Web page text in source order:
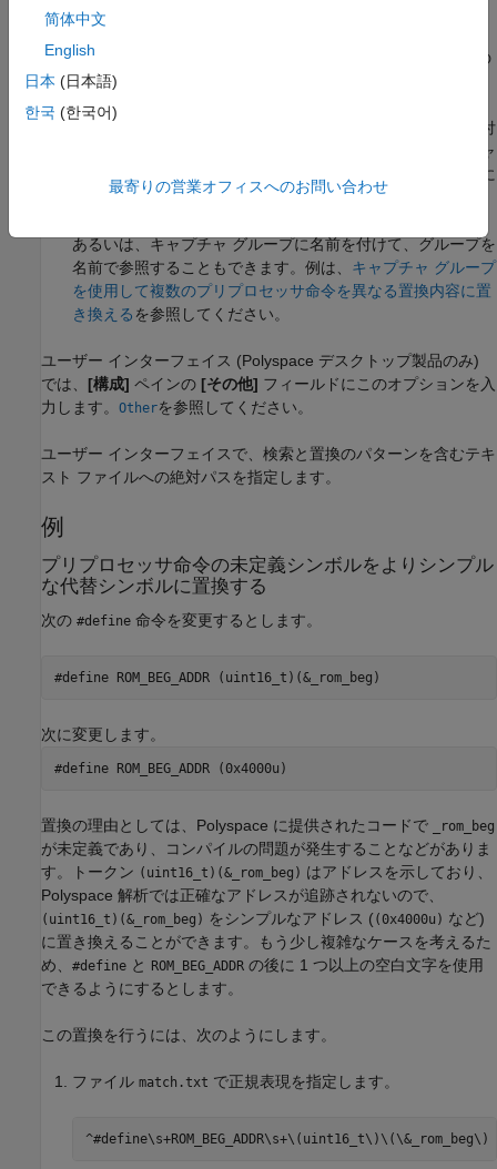
このオプションでは、既定ではグローバル置換 (一致するト
字と小文字が区別されます。検索修飾子を使用してこれらの
既定の設定を変更することはできません。
このオプションでは、番号付きキャプチャ グループと名前付
きキャプチャ グループの両方がサポートされています。キャ
プチャ グループは照合ファイルで定義できます。このために
は、キャプチャ グループを小かっこで囲み、
あるいは、キャプチャ グループに名前を付けて、グループを
名前で参照することもできます。例は、 キャプチャ グループ
を使用して複数のプリプロセッサ命令を異なる置換内容に置
き換える を参照してください。
ユーザー インターフェイス (Polyspace デスクトップ製品のみ)
では、 [構成] ペインの [その他] フィールドにこのオプションを入
力します。 Otherを参照してください。
ユーザー インターフェイスで、検索と置換のパターンを含むテキ
スト ファイルへの絶対パスを指定します。
例
プリプロセッサ命令の未定義シンボルをよりシンプル
な代替シンボルに置換する
次の #define 命令を変更するとします。
#define ROM_BEG_ADDR (uint16_t)(&_rom_beg)
次に変更します。
#define ROM_BEG_ADDR (0x4000u)
置換の理由としては、Polyspace に提供されたコードで _rom_beg
が未定義であり、コンパイルの問題が発生することなどがありま
す。トークン (uint16_t)(&_rom_beg) はアドレスを示しており、
Polyspace 解析では正確なアドレスが追跡されないので、
(uint16_t)(&_rom_beg) をシンプルなアドレス ((0x4000u) など)
に置き換えることができます。もう少し複雑なケースを考えるた
め、 #define と ROM_BEG_ADDR の後に 1 つ以上の空白文字を使用
できるようにするとします。
この置換を行うには、次のようにします。
ファイル match.txt で正規表現を指定します。
^#define\s+ROM_BEG_ADDR\s+\(uint16_t\)\(\&_rom_beg\)
简体中文
English
日本 (日本語)
한국 (한국어)
最寄りの営業オフィスへのお問い合わせ